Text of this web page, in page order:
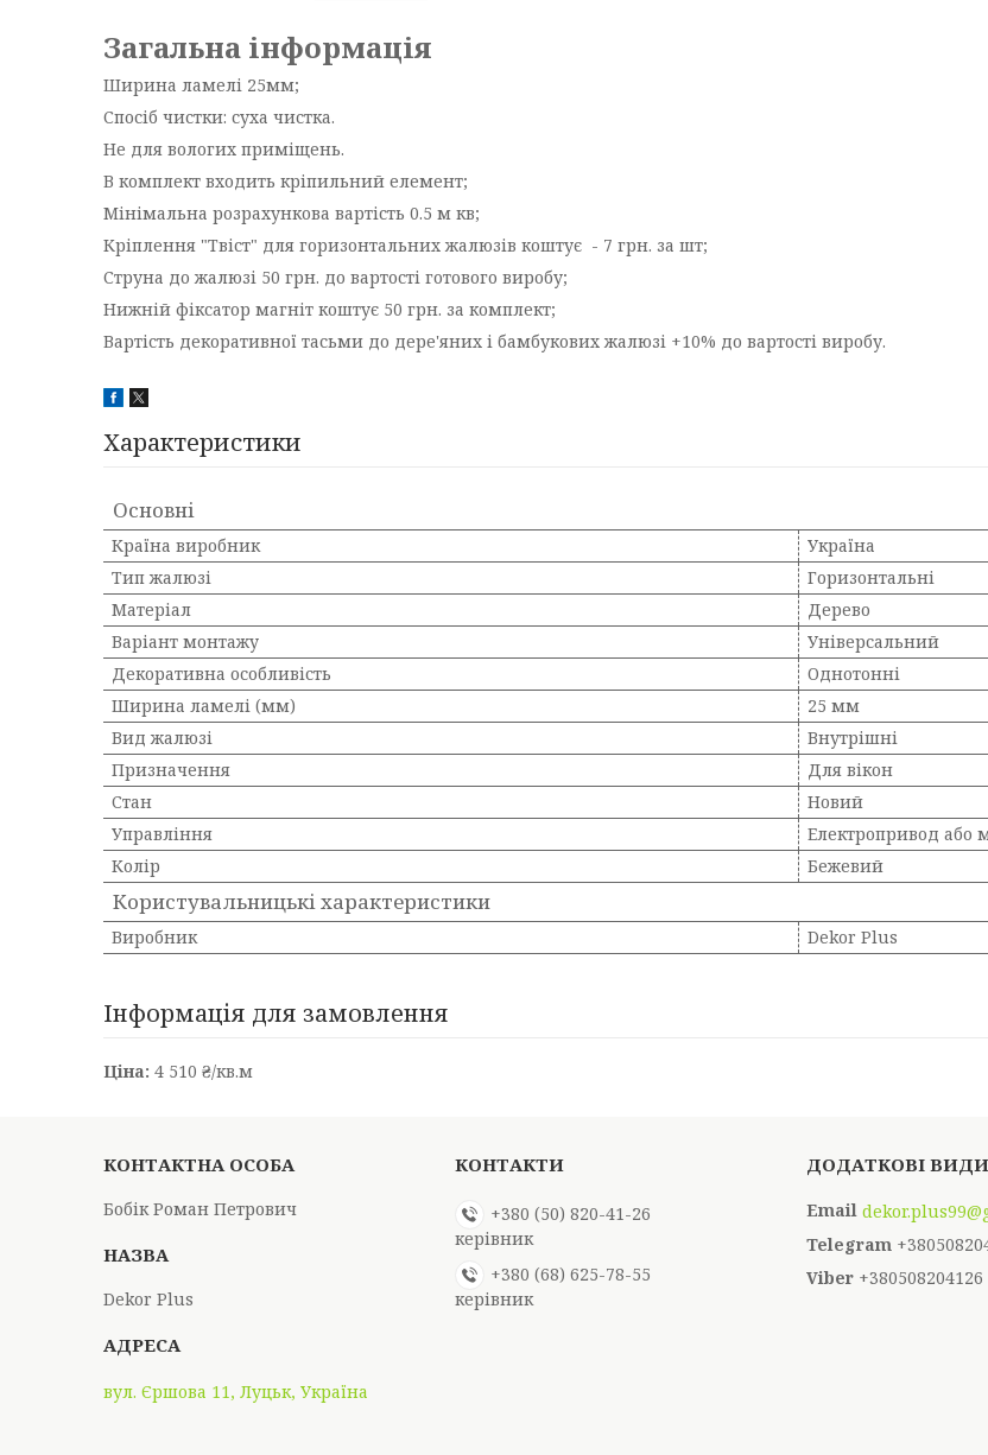
Загальна інформація
Ширина ламелі 25мм;
Спосіб чистки: суха чистка.
Не для вологих приміщень.
В комплект входить кріпильний елемент;
Мінімальна розрахункова вартість 0.5 м кв;
Кріплення "Твіст" для горизонтальних жалюзів коштує - 7 грн. за шт;
Струна до жалюзі 50 грн. до вартості готового виробу;
Нижній фіксатор магніт коштує 50 грн. за комплект;
Вартість декоративної тасьми до дере'яних і бамбукових жалюзі +10% до вартості виробу.
Характеристики
Основні
Країна виробник
Україна
Тип жалюзі
Горизонтальні
Матеріал
Дерево
Варіант монтажу
Універсальний
Декоративна особливість
Однотонні
Ширина ламелі (мм)
25 мм
Вид жалюзі
Внутрішні
Призначення
Для вікон
Стан
Новий
Управління
Електропривод або
Колір
Бежевий
Користувальницькі характеристики
Виробник Dekor Plus
Інформація для замовлення
Ціна: 4 510 ₴/кв.м
Бобік Роман Петрович
Dekor Plus
вул. Єршова 11, Луцьк, Україна
+380 (50) 820-41-26
керівник
+380 (68) 625-78-55
керівник
+380508204126